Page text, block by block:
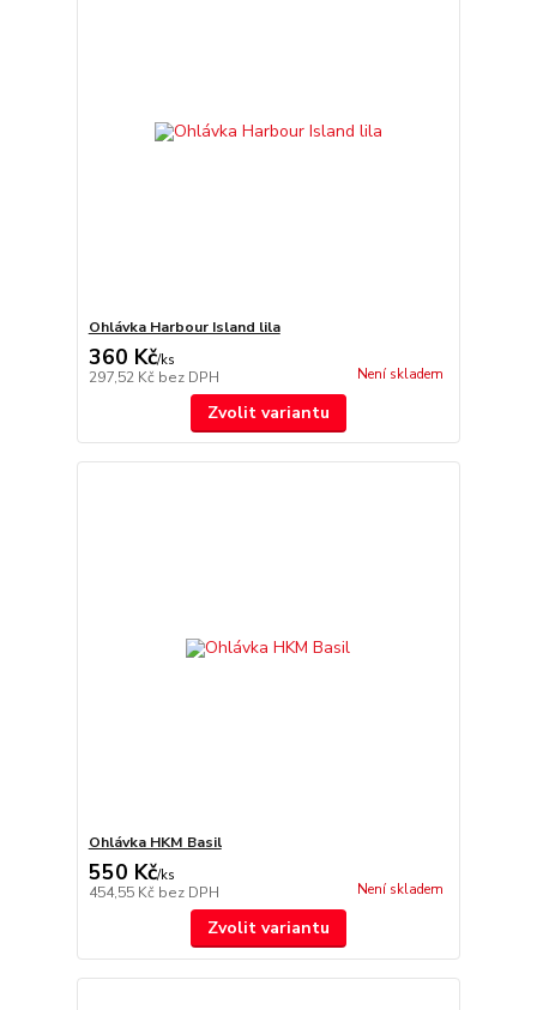
Ohlávka Harbour Island lila
360 Kč/ks
297,52 Kč bez DPH Není skladem
Zvolit variantu
Ohlávka HKM Basil
550 Kč/ks
454,55 Kč bez DPH Není skladem
Zvolit variantu